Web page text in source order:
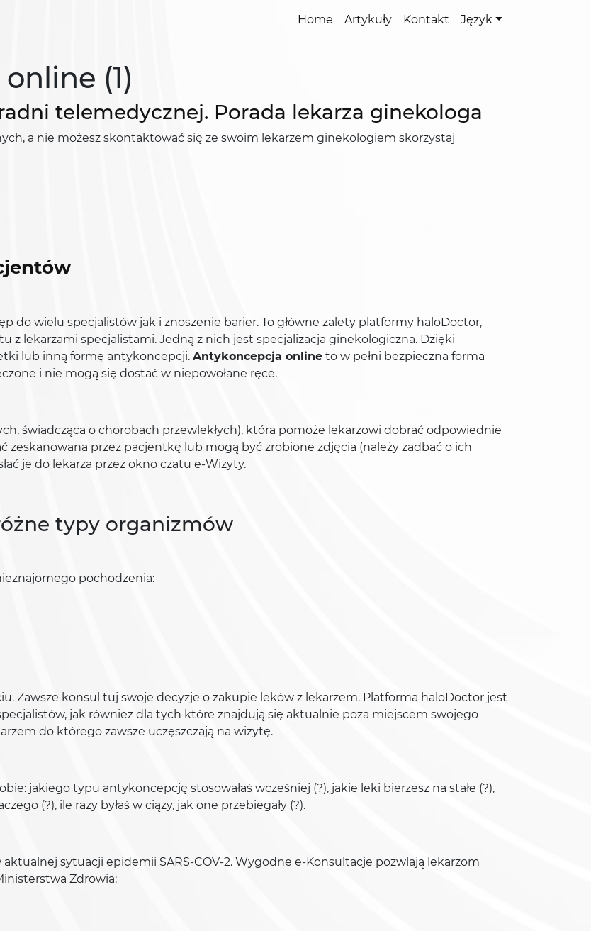
Home Artykuły Kontakt Język
(1)
telemedycznej. Porada lekarza ginekologa
a nie możesz skontaktować się ze swoim lekarzem ginekologiem skorzystaj
do wielu specjalistów jak i znoszenie barier. To główne zalety platformy haloDoctor,
lekarzami specjalistami. Jedną z nich jest specjalizacja ginekologiczna. Dzięki
lub inną formę antykoncepcji. Antykoncepcja online to w pełni bezpieczna forma
i nie mogą się dostać w niepowołane ręce.
świadcząca o chorobach przewlekłych), która pomoże lekarzowi dobrać odpowiednie
przez pacjentkę lub mogą być zrobione zdjęcia (należy zadbać o ich
je do lekarza przez okno czatu e-Wizyty.
typy organizmów
pochodzenia:
Zawsze konsul tuj swoje decyzje o zakupie leków z lekarzem. Platforma haloDoctor jest
jak również dla tych które znajdują się aktualnie poza miejscem swojego
do którego zawsze uczęszczają na wizytę.
jakiego typu antykoncepcję stosowałaś wcześniej (?), jakie leki bierzesz na stałe (?),
(?), ile razy byłaś w ciąży, jak one przebiegały (?).
sytuacji epidemii SARS-COV-2. Wygodne e-Konsultacje pozwlają lekarzom
Zdrowia: